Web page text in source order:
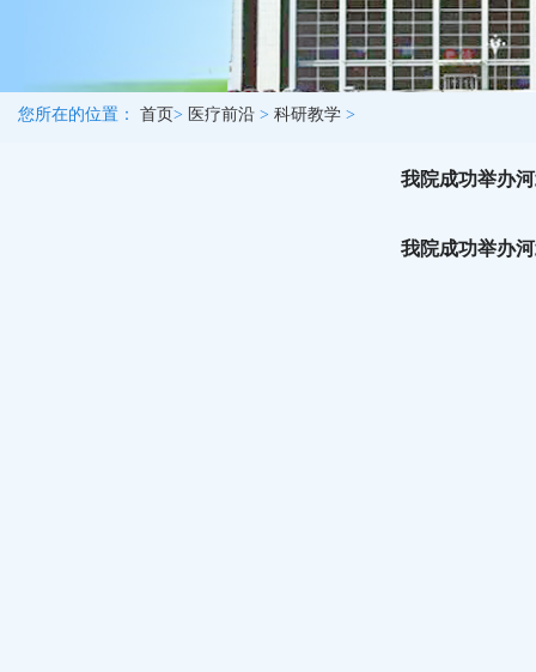
您所在的位置： 首页> 医疗前沿 > 科研教学 >
我院成功举办
我院成功举办